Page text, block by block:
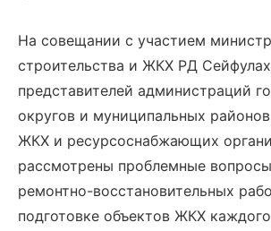
На совещании с участием
строительства и ЖКХ РД
представителей администраций
округов и муниципальных
ЖКХ и ресурсоснабжающих
рассмотрены проблемные
ремонтно-восстановительных
подготовке объектов ЖКХ каждого